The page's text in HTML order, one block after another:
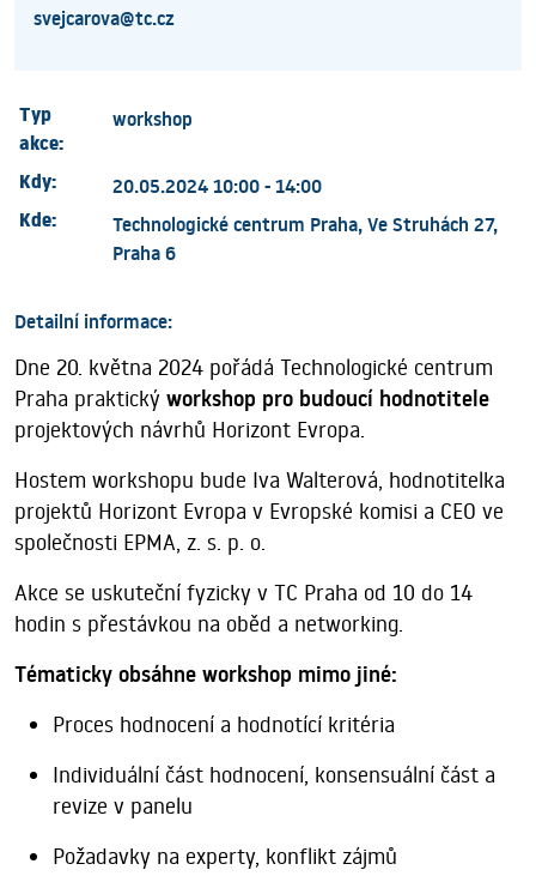
svejcarova@tc.cz
Typ
akce:
workshop
Kdy: 20.05.2024 10:00 - 14:00
Kde:
Technologické centrum Praha, Ve Struhách 27,
Praha 6
Detailní informace:
Dne 20. května 2024 pořádá Technologické centrum
Praha praktický workshop pro budoucí hodnotitele
projektových návrhů Horizont Evropa.
Hostem workshopu bude Iva Walterová, hodnotitelka
projektů Horizont Evropa v Evropské komisi a CEO ve
společnosti EPMA, z. s. p. o.
Akce se uskuteční fyzicky v TC Praha od 10 do 14
hodin s přestávkou na oběd a networking.
Tématicky obsáhne workshop mimo jiné:
Proces hodnocení a hodnotící kritéria
Individuální část hodnocení, konsensuální část a
revize v panelu
Požadavky na experty, konflikt zájmů